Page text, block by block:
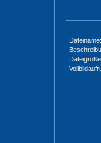
Dateiname: